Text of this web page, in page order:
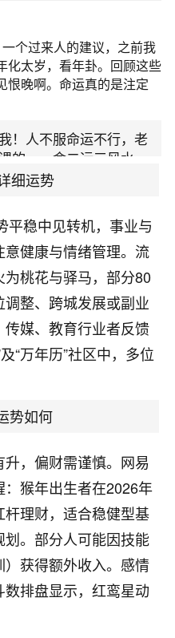
健康与人际摩擦。农
年1月28日）属
，利于合作与资源整合。
项目落地或副业增收，
多、节奏加快，宜提前
相生”阶段，思维
细运势
平稳中见转机，事业与
健康与情绪管理。流
桃花与驿马，部分80
整、跨城发展或副业
媒、教育行业者反馈
“万年历”社区中，多位
势如何
，偏财需谨慎。网易
猴年出生者在2026年
理财，适合稳健型基
。部分人可能因技能
获得额外收入。感情
排盘显示，红鸾星动
个过来人的建议，之前我
化太岁，看年卦。回顾这些
恨晚啊。命运真的是注定
！人不服命运不行，老
的。一命二运三风水，
都是缘分啊！
19
意屡屡受挫，店开一家关
好的就出事。前些年攒的
我也想找人看看到底怎么
慧来老师跟进的，选
子，哪哪都看了，虽然
生意还可以，前几天又
希望财运更好一点！
18
上学，一说她就要死要活